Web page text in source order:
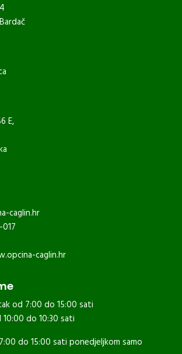
E,
caglin.hr
caglin.hr
od 7:00 do 15:00 sati
do 10:30 sati
do 15:00 sati ponedjeljkom samo